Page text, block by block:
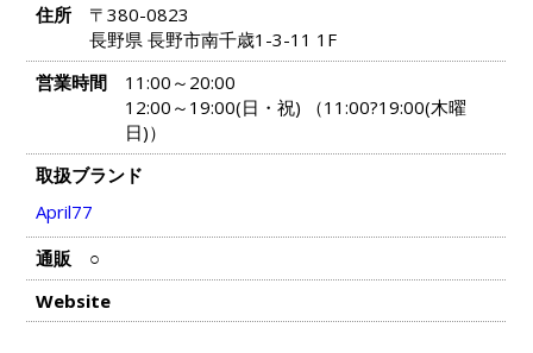
住所
〒380-0823
長野県 長野市南千歳1-3-11 1F
営業時間
11:00～20:00
12:00～19:00(日・祝) （11:00?19:00(木曜
日)）
取扱ブランド
April77
通販
○
Website